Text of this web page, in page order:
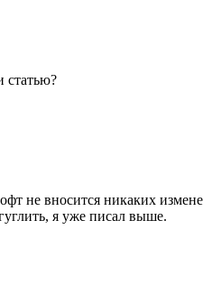
статью?
не вносится никаких
я уже писал выше.